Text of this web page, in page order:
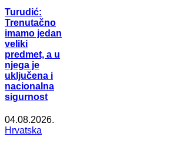
Turudić:
Trenutačno
imamo jedan
veliki
predmet, a u
njega je
uključena i
nacionalna
sigurnost
04.08.2026.
Hrvatska